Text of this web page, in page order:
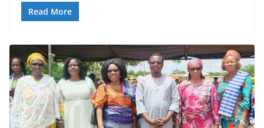
Read More